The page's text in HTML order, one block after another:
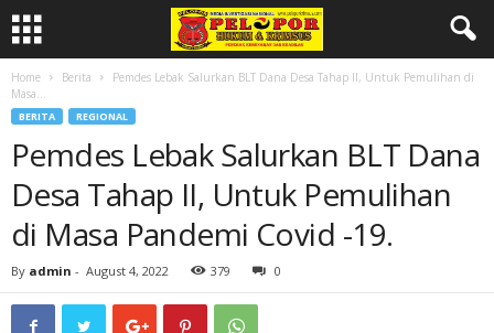
Home Berita
Pemdes Lebak Salurkan BLT Dana Desa Tahap II, Untuk Pemulihan di
Masa...
BERITA REGIONAL
Pemdes Lebak Salurkan BLT Dana
Desa Tahap II, Untuk Pemulihan
di Masa Pandemi Covid -19.
By admin - August 4, 2022 379 0